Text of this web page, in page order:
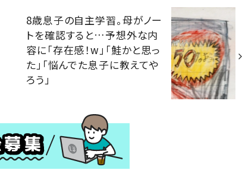
8歳息子の自主学習。母がノー
トを確認すると…予想外な内
容に「存在感！w」「鮭かと思っ
た」「悩んでた息子に教えてや
ろう」